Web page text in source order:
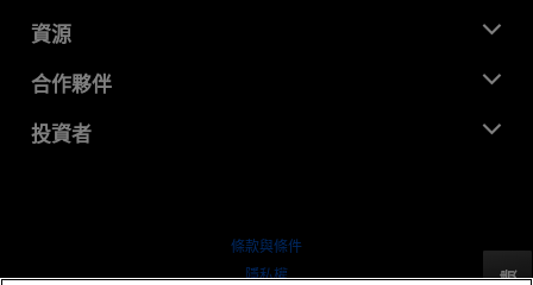
企業責任
招聘
聯絡我們
新聞室
媒體庫
資源
開發者中心
案例研究
合作夥伴
AMD 合作夥伴中心
投資者
條款與條件
隱私權